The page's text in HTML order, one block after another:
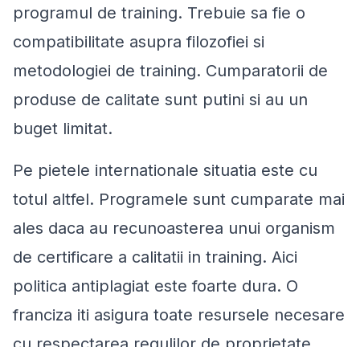
programul de training. Trebuie sa fie o
compatibilitate asupra filozofiei si
metodologiei de training. Cumparatorii de
produse de calitate sunt putini si au un
buget limitat.
Pe pietele internationale situatia este cu
totul altfel. Programele sunt cumparate mai
ales daca au recunoasterea unui organism
de certificare a calitatii in training. Aici
politica antiplagiat este foarte dura. O
franciza iti asigura toate resursele necesare